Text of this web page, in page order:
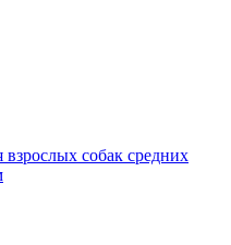
собак средних